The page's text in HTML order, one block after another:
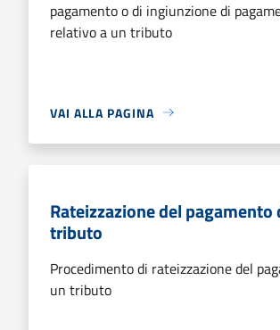
pagamento o di ingiunzione di
relativo a un tributo
VAI ALLA PAGINA
Rateizzazione del pagamento
tributo
Procedimento di rateizzazione del
un tributo